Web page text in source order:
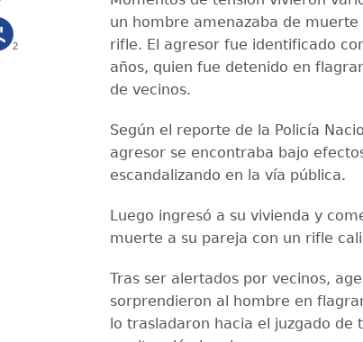
2
un hombre amenazaba de muerte
rifle. El agresor fue identificado
años, quien fue detenido en
de vecinos.
Según el reporte de la Policía
agresor se encontraba bajo
escandalizando en la vía pública.
Luego ingresó a su vivienda y
muerte a su pareja con un rifle
Tras ser alertados por vecinos,
sorprendieron al hombre en
lo trasladaron hacia el juzgado de